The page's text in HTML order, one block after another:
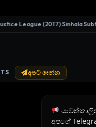
League (2017) Sinhala Subtitle
අපට දෙන්න
අපගේ